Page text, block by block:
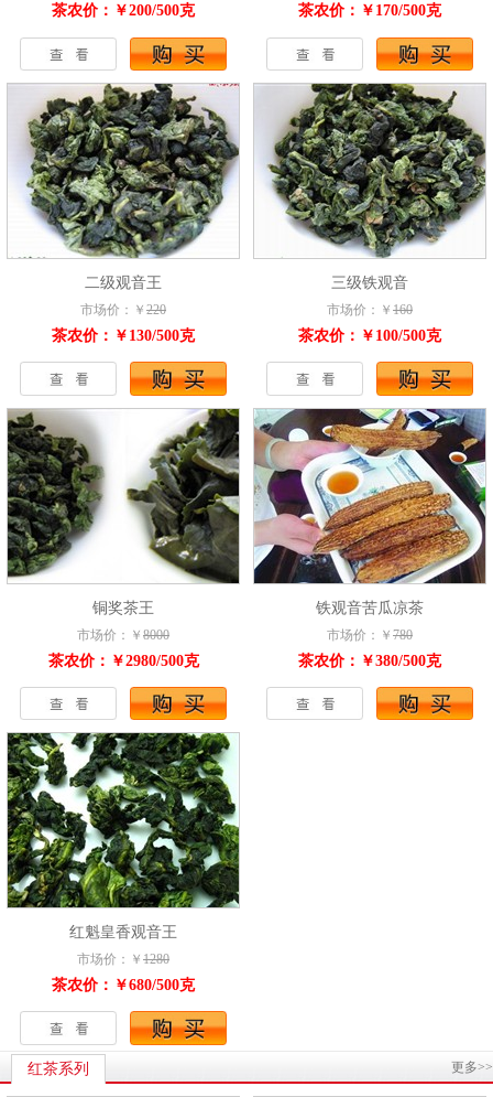
茶农价：￥200/500克 茶农价：￥170/500克
二级观音王
市场价：￥ 220
茶农价：￥130/500克
三级铁观音
市场价：￥ 160
茶农价：￥100/500克
铜奖茶王
市场价：￥ 8000
茶农价：￥2980/500克
铁观音苦瓜凉茶
市场价：￥ 780
茶农价：￥380/500克
红魁皇香观音王
市场价：￥ 1280
茶农价：￥680/500克
红茶系列 更多>>